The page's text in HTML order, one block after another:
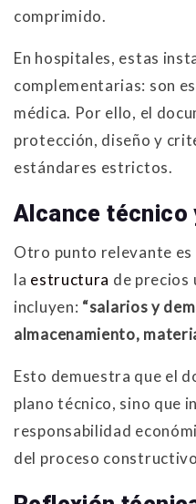
comprimido.
En hospitales, estas
complementarias: son
médica. Por ello, el
protección, diseño y
estándares estrictos.
Alcance técnico
Otro punto relevante es
la estructura de precios
incluyen: “salarios y
almacenamiento,
Esto demuestra que el
plano técnico, sino que
responsabilidad
del proceso